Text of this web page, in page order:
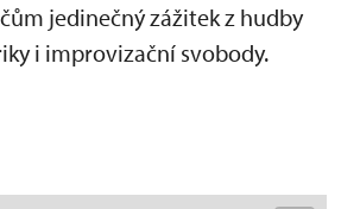
jedinečný zážitek z hudby
i improvizační svobody.